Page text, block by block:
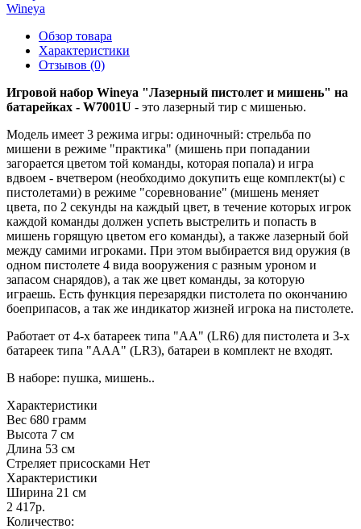
Обзор товара
Характеристики
Отзывов (0)
Игровой набор Wineya "Лазерный пистолет и мишень" на
батарейках - W7001U - это лазерный тир с мишенью.
Модель имеет 3 режима игры: одиночный: стрельба по
мишени в режиме "практика" (мишень при попадании
загорается цветом той команды, которая попала) и игра
вдвоем - вчетвером (необходимо докупить еще комплект(ы) с
пистолетами) в режиме "соревнование" (мишень меняет
цвета, по 2 секунды на каждый цвет, в течение которых игрок
каждой команды должен успеть выстрелить и попасть в
мишень горящую цветом его команды), а также лазерный бой
между самими игроками. При этом выбирается вид оружия (в
одном пистолете 4 вида вооружения с разным уроном и
запасом снарядов), а так же цвет команды, за которую
играешь. Есть функция перезарядки пистолета по окончанию
боеприпасов, а так же индикатор жизней игрока на пистолете.
Работает от 4-х батареек типа "АА" (LR6) для пистолета и 3-х
батареек типа "ААА" (LR3), батареи в комплект не входят.
В наборе: пушка, мишень..
Характеристики
Вес 680 грамм
Высота 7 см
Длина 53 см
Стреляет присосками Нет
Характеристики
Ширина 21 см
2 417р.
Количество: